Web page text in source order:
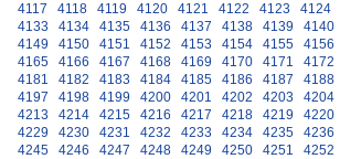
4117
4118 4119 4120 4121 4122 4123 4124
4133
4134 4135 4136 4137 4138 4139 4140
4149
4150 4151 4152 4153 4154 4155 4156
4165
4166 4167 4168 4169 4170 4171 4172
4181
4182 4183 4184 4185 4186 4187 4188
4197
4198 4199 4200 4201 4202 4203 4204
4213
4214 4215 4216 4217 4218 4219 4220
4229
4230 4231 4232 4233 4234 4235 4236
4245
4246 4247 4248 4249 4250 4251 4252